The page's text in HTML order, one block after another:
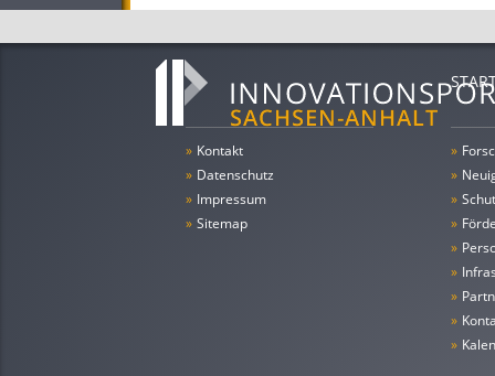
» Kontakt
» Datenschutz
» Impressum
» Sitemap
»
»
»
»
»
»
»
»
»